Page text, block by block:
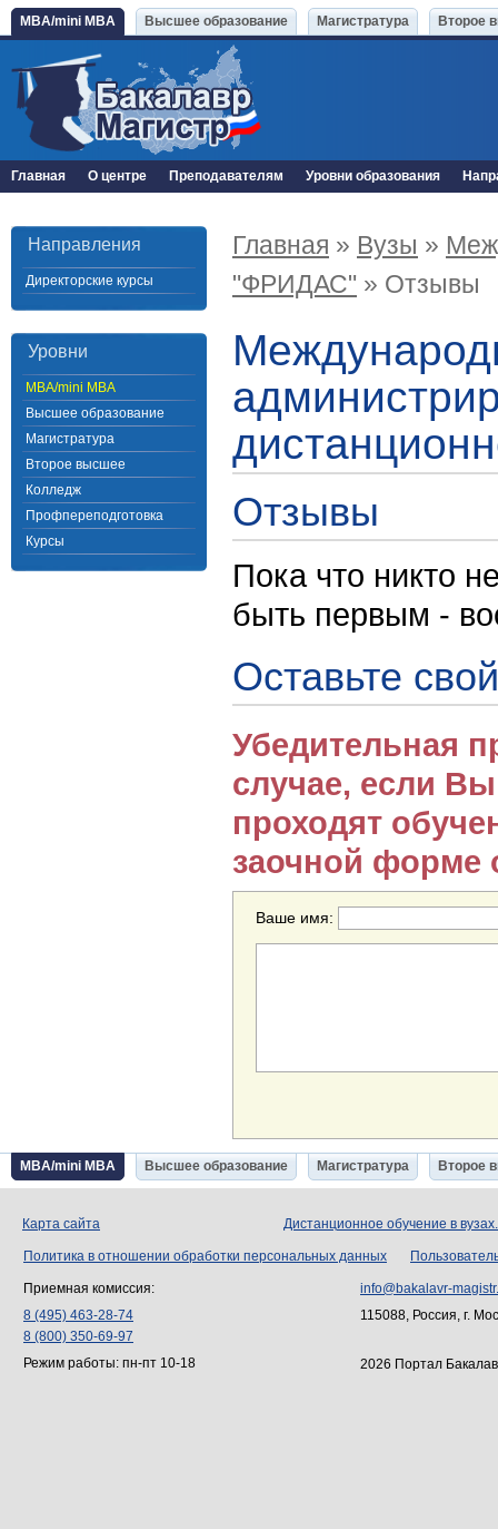
MBA/mini MBA Высшее образование Магистратура Второе
Главная О центре Преподавателям Уровни образования
Направления
Директорские курсы
Уровни
MBA/mini MBA
Высшее образование
Магистратура
Второе высшее
Колледж
Профпереподготовка
Курсы
Главная » Вузы »
"ФРИДАС" » Отзывы
Отзывы
Пока что никто
быть первым -
Оставьте
Убедительная
случае, если
проходят
заочной форме
Ваше имя:
MBA/mini MBA Высшее образование Магистратура Второе
Карта сайта Дистанционное обучение в
Политика в отношении обработки персональных данных
Приемная комиссия:
8 (495) 463-28-74
8 (800) 350-69-97
Режим работы: пн-пт 10-18
info@bakalavr-
115088, Россия, г.
2026 Портал